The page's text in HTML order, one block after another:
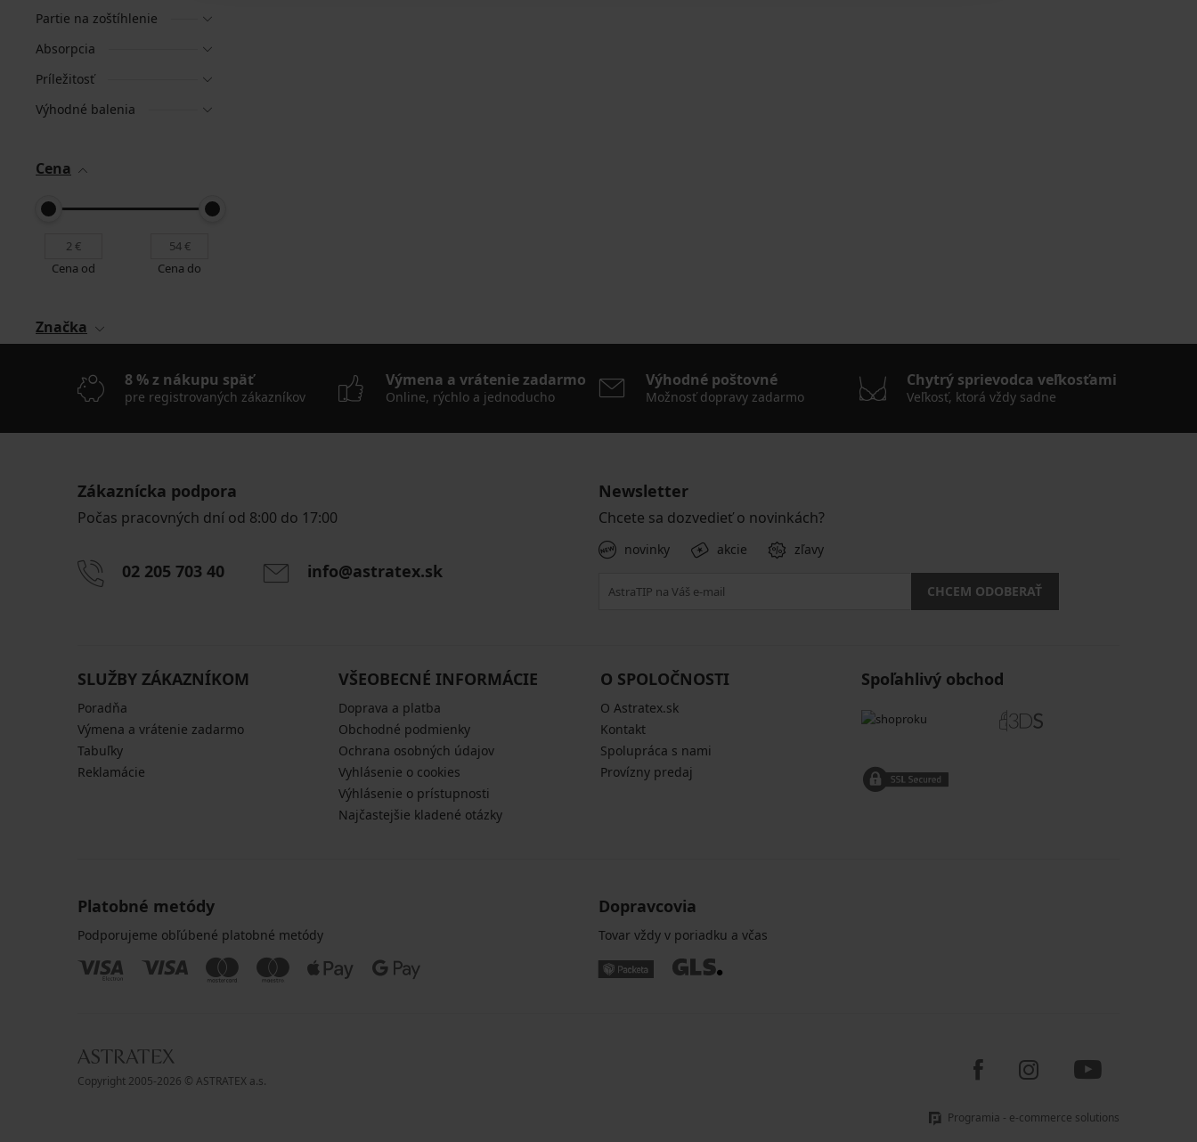
Partie na zoštíhlenie
Absorpcia
Príležitosť
Výhodné balenia
Cena
Cena od Cena do
Značka
8 % z nákupu späť
pre registrovaných zákazníkov
Výmena a vrátenie zadarmo
Online, rýchlo a jednoducho
Výhodné poštovné
Možnosť dopravy zadarmo
Chytrý sprievodca veľkosťami
Veľkosť, ktorá vždy sadne
Zákaznícka podpora
Počas pracovných dní od 8:00 do 17:00
02 205 703 40 info@astratex.sk
Newsletter
Chcete sa dozvedieť o novinkách?
novinky akcie zľavy
CHCEM ODOBERAŤ
SLUŽBY ZÁKAZNÍKOM
Poradňa
Výmena a vrátenie zadarmo
Tabuľky
Reklamácie
VŠEOBECNÉ INFORMÁCIE
Doprava a platba
Obchodné podmienky
Ochrana osobných údajov
Vyhlásenie o cookies
Výhlásenie o prístupnosti
Najčastejšie kladené otázky
O SPOLOČNOSTI
O Astratex.sk
Kontakt
Spolupráca s nami
Provízny predaj
Spoľahlivý obchod
Platobné metódy
Podporujeme obľúbené platobné metódy
Dopravcovia
Tovar vždy v poriadku a včas
Copyright 2005-2026 © ASTRATEX a.s.
Programia - e-commerce solutions